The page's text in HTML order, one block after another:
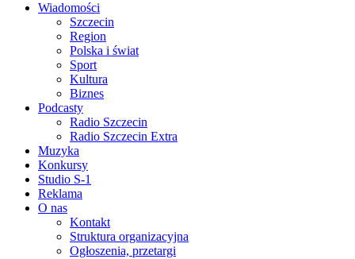
Wiadomości
Szczecin
Region
Polska i świat
Sport
Kultura
Biznes
Podcasty
Radio Szczecin
Radio Szczecin Extra
Muzyka
Konkursy
Studio S-1
Reklama
O nas
Kontakt
Struktura organizacyjna
Ogłoszenia, przetargi